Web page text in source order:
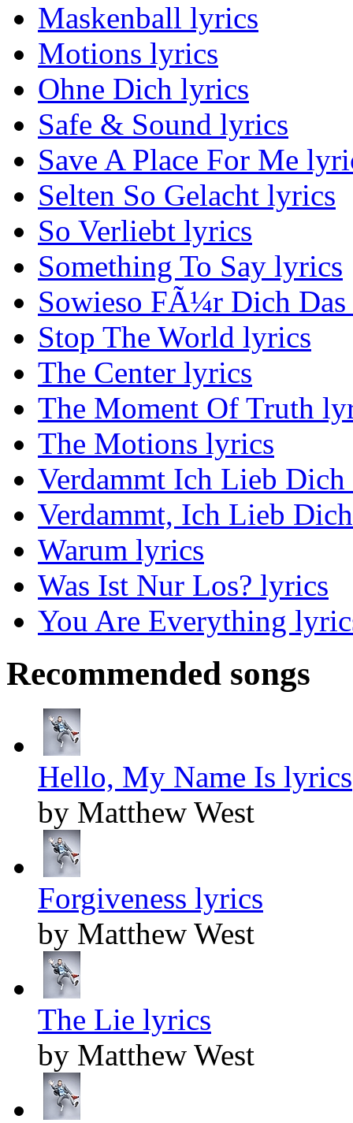
Maskenball lyrics
Motions lyrics
Ohne Dich lyrics
Safe & Sound lyrics
Save A Place For Me
Selten So Gelacht lyrics
So Verliebt lyrics
Something To Say lyrics
Sowieso FÃ¼r Dich
Stop The World lyrics
The Center lyrics
The Moment Of Truth
The Motions lyrics
Verdammt Ich Lieb
Verdammt, Ich Lieb
Warum lyrics
Was Ist Nur Los? lyrics
You Are Everything
Recommended songs
Hello, My Name Is lyrics
by Matthew West
Forgiveness lyrics
by Matthew West
The Lie lyrics
by Matthew West